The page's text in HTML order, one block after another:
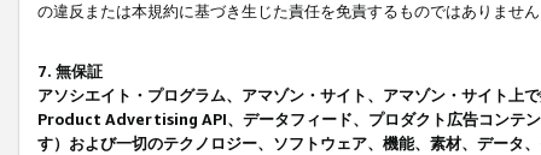
の違反または本規約に基づき生じた責任を免責するものではありませ
7. 無保証
アソシエイト・プログラム、アマゾン・サイト、アマゾン・サイト上
Product Advertising API、データフィード、プロダクト広告コンテ
す）および一切のテクノロジー、ソフトウェア、機能、素材、データ